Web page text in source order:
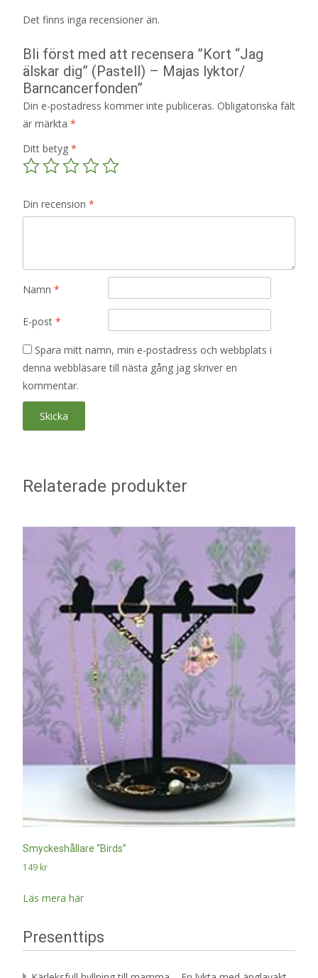
Det finns inga recensioner än.
Bli först med att recensera ”Kort “Jag
älskar dig” (Pastell) – Majas lyktor/
Barncancerfonden”
Din e-postadress kommer inte publiceras. Obligatoriska fält
är märkta *
Ditt betyg *
Din recension *
Namn *
E-post *
Spara mitt namn, min e-postadress och webbplats i
denna webbläsare till nästa gång jag skriver en
kommentar.
Relaterade produkter
Smyckeshållare “Birds”
149 kr
Läs mera här
Presenttips